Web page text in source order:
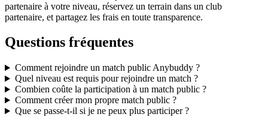
partenaire à votre niveau, réservez un terrain dans un club
partenaire, et partagez les frais en toute transparence.
Questions fréquentes
Comment rejoindre un match public Anybuddy ?
Quel niveau est requis pour rejoindre un match ?
Combien coûte la participation à un match public ?
Comment créer mon propre match public ?
Que se passe-t-il si je ne peux plus participer ?